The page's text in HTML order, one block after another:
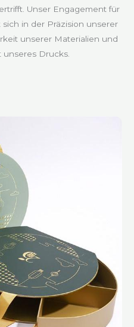
Unser Engagement für
in der Präzision unserer
unserer Materialien und
Drucks.